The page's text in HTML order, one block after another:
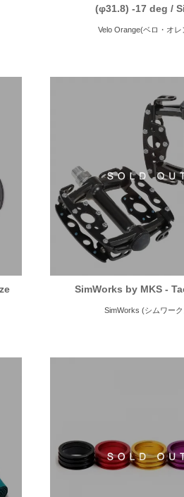
(φ31.8) -17 deg /
Velo Orange(ベロ・オレ
SimWorks by MKS -
SimWorks (シムワー